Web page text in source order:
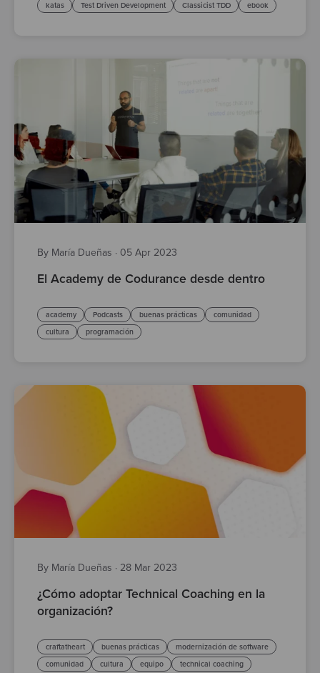
katas
Test Driven Development Classicist TDD ebook
By María Dueñas · 05 Apr 2023
El Academy de Codurance desde dentro
academy Podcasts buenas prácticas
comunidad
cultura
programación
By María Dueñas · 28 Mar 2023
¿Cómo adoptar Technical Coaching en la
organización?
craftatheart buenas prácticas
modernización de software
comunidad
cultura equipo technical coaching